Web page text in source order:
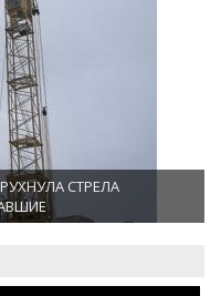
СТРЕЛА